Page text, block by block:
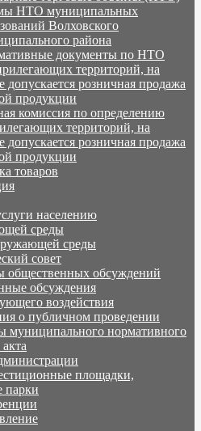
НТО муниципальных
Волховского
района
документы по НТО
территорий, на
допускается розничная продажа
продукции
комиссия по определению
территорий, на
допускается розничная продажа
продукции
товаров
населению
среды
среды
совет
общественных обсуждений
обсуждения
воздействия
о публичном проведении
муниципального нормативного
площадки,
парки